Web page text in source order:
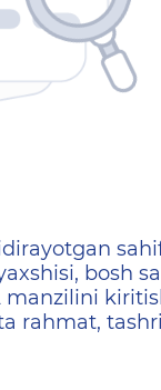
не
bosh
manzilini
rahmat,